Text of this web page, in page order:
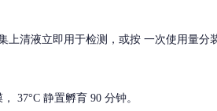
上清液立即用于检测，或按 一次使用量分
37°C 静置孵育 90 分钟。